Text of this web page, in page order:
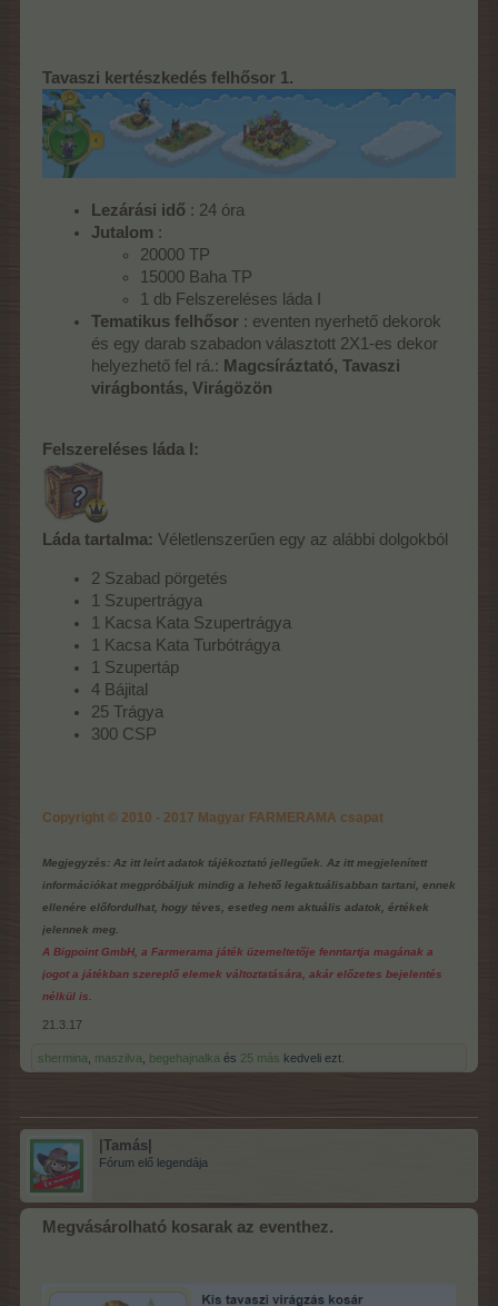
Tavaszi kertészkedés felhősor 1.
Lezárási idő : 24 óra
Jutalom :
20000 TP
15000 Baha TP
1 db Felszereléses láda I
Tematikus felhősor : eventen nyerhető dekorok
és egy darab szabadon választott 2X1-es dekor
helyezhető fel rá.: Magcsíráztató, Tavaszi
virágbontás, Virágözön
Felszereléses láda I:
Láda tartalma: Véletlenszerűen egy az alábbi dolgokból
2 Szabad pörgetés
1 Szupertrágya
1 Kacsa Kata Szupertrágya
1 Kacsa Kata Turbótrágya
1 Szupertáp
4 Bájital
25 Trágya
300 CSP
Copyright © 2010 - 2017 Magyar FARMERAMA csapat
Megjegyzés: Az itt leírt adatok tájékoztató jellegűek. Az itt megjelenített
információkat megpróbáljuk mindig a lehető legaktuálisabban tartani, ennek
ellenére előfordulhat, hogy téves, esetleg nem aktuális adatok, értékek
jelennek meg.
A Bigpoint GmbH, a Farmerama játék üzemeltetője fenntartja magának a
jogot a játékban szereplő elemek változtatására, akár előzetes bejelentés
nélkül is.
21.3.17
shermina maszilva begehajnalka és 25 más kedveli ezt.
|Tamás|
Fórum elő legendája
Megvásárolható kosarak az eventhez.